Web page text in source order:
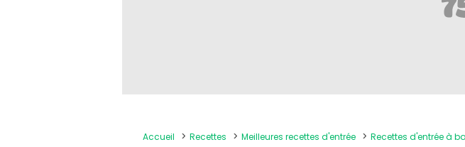
Accueil Recettes Meilleures recettes d'entrée Recettes d'entrée à